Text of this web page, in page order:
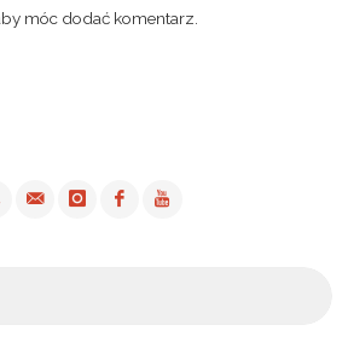
móc dodać komentarz.